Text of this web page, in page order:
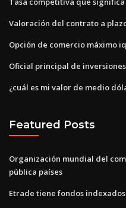
Valoración del contrato a
Opción de comercio máximo iq
Oficial principal de inversiones
¿cuál es mi valor de medio
Featured Posts
Organización mundial del
pública países
Etrade tiene fondos indexados